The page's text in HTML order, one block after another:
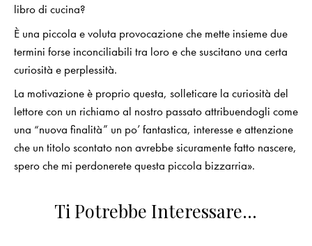
libro di cucina?
È una piccola e voluta provocazione che mette insieme due
termini forse inconciliabili tra loro e che suscitano una certa
curiosità e perplessità.
La motivazione è proprio questa, solleticare la curiosità del
lettore con un richiamo al nostro passato attribuendogli come
una “nuova finalità” un po’ fantastica, interesse e attenzione
che un titolo scontato non avrebbe sicuramente fatto nascere,
spero che mi perdonerete questa piccola bizzarria».
Ti Potrebbe Interessare…